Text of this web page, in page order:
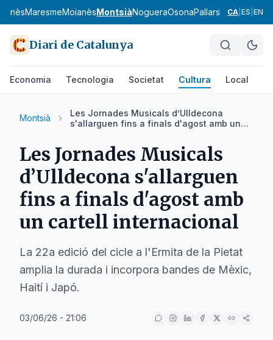
MaresmeMoianèsMontsiàNogueraOsonaPallars Jussà
CA ES EN
Diari de Catalunya
Economia Tecnologia Societat Cultura Local
Montsià
Les Jornades Musicals d’Ulldecona
s'allarguen fins a finals d'agost amb un
Les Jornades Musicals
d’Ulldecona s'allarguen
fins a finals d'agost amb
un cartell internacional
La 22a edició del cicle a l'Ermita de la Pietat
amplia la durada i incorpora bandes de Mèxic,
Haití i Japó.
03/06/26 - 21:06